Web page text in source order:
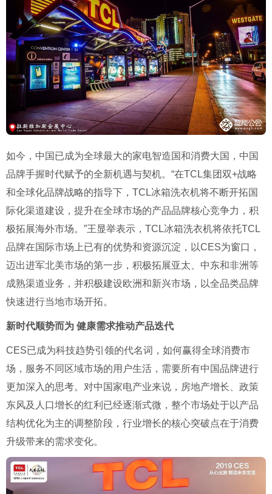
如今，中国已成为全球最大的家电智造国和消费大国，中国
品牌手握时代赋予的全新机遇与契机。“在TCL集团双+战略
和全球化品牌战略的指导下，TCL冰箱洗衣机将不断开拓国
际化渠道建设，提升在全球市场的产品品牌核心竞争力，积
极拓展海外市场。”王显举表示，TCL冰箱洗衣机将依托TCL
品牌在国际市场上已有的优势和资源沉淀，以CES为窗口，
迈出进军北美市场的第一步，积极拓展亚太、中东和非洲等
成熟渠道业务，并积极建设欧洲和新兴市场，以全品类品牌
快速进行当地市场开拓。
新时代顺势而为 健康需求推动产品迭代
CES已成为科技趋势引领的代名词，如何赢得全球消费市
场，服务不同区域市场的用户生活，需要所有中国品牌进行
更加深入的思考。对中国家电产业来说，房地产增长、政策
东风及人口增长的红利已经逐渐式微，整个市场处于以产品
结构优化为主的调整阶段，行业增长的核心突破点在于消费
升级带来的需求变化。